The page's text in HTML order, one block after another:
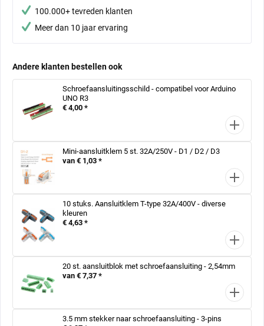
100.000+ tevreden klanten
Meer dan 10 jaar ervaring
Andere klanten bestellen ook
Schroefaansluitingsschild - compatibel voor Arduino
UNO R3
€ 4,00 *
Mini-aansluitklem 5 st. 32A/250V - D1 / D2 / D3
van € 1,03 *
10 stuks. Aansluitklem T-type 32A/400V - diverse
kleuren
€ 4,63 *
20 st. aansluitblok met schroefaansluiting - 2,54mm
van € 7,37 *
3.5 mm stekker naar schroefaansluiting - 3-pins